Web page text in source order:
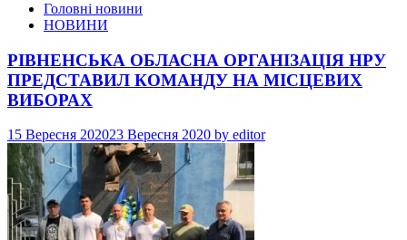
Головні новини
НОВИНИ
РІВНЕНСЬКА ОБЛАСНА ОРГАНІЗАЦІЯ НРУ
ПРЕДСТАВИЛ КОМАНДУ НА МІСЦЕВИХ
ВИБОРАХ
15 Вересня 202023 Вересня 2020 by editor